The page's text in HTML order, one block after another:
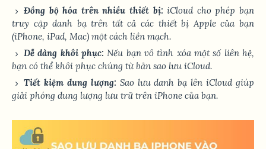
Đồng bộ hóa trên nhiều thiết bị: iCloud cho phép bạn
truy cập danh bạ trên tất cả các thiết bị Apple của bạn
(iPhone, iPad, Mac) một cách liền mạch.
Dễ dàng khôi phục: Nếu bạn vô tình xóa một số liên hệ,
bạn có thể khôi phục chúng từ bản sao lưu iCloud.
Tiết kiệm dung lượng: Sao lưu danh bạ lên iCloud giúp
giải phóng dung lượng lưu trữ trên iPhone của bạn.